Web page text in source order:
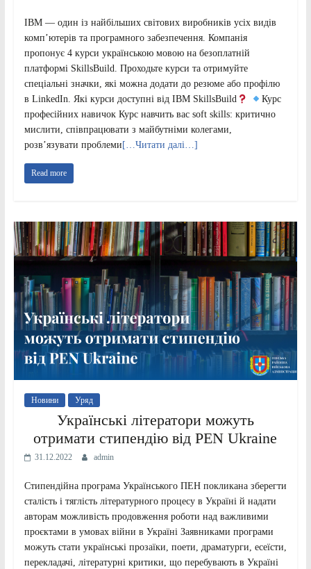
ІВМ — один із найбільших світових виробників усіх видів
комп’ютерів та програмного забезпечення. Компанія
пропонує 4 курси українською мовою на безоплатній
платформі SkillsBuild. Проходьте курси та отримуйте
спеціальні значки, які можна додати до резюме або профілю
в LinkedIn. Які курси доступні від IBM SkillsBuild
Курс
професійних навичок Курс навчить вас soft skills: критично
мислити, співпрацювати з майбутніми колегами,
розв’язувати проблеми […Читати далі…]
Read more
Новини Уряд
Українські літератори можуть
отримати стипендію від PEN Ukraine
31.12.2022 admin
Стипендійна програма Українського ПЕН покликана зберегти
сталість і тяглість літературного процесу в Україні й надати
авторам можливість продовження роботи над важливими
проєктами в умовах війни в Україні Заявниками програми
можуть стати українські прозаїки, поети, драматурги, есеїсти,
перекладачі, літературні критики, що перебувають в Україні